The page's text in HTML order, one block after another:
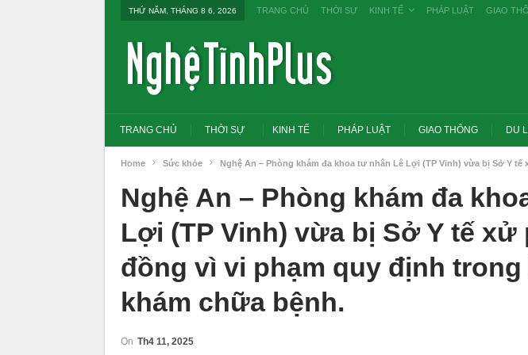
THỨ NĂM, THÁNG 8 6, 2026 TRANG CHỦ THỜI SỰ KINH TẾ PHÁP LUẬT GIAO
TRANG CHỦ THỜI SỰ KINH TẾ PHÁP LUẬT GIAO THÔNG DU
Home Sức khỏe Nghệ An – Phòng khám đa khoa tư nhân Lê Lợi (TP Vinh) vừa bị Sở Y
Nghệ An – Phòng khám đa
Lợi (TP Vinh) vừa bị Sở Y tế xử
đồng vì vi phạm quy định
khám chữa bệnh.
On Th4 11, 2025
Tổng Bí thư, Chủ tịch nước yêu cầu thay
đổi tư duy bằng cấp sang nghề nghiệp